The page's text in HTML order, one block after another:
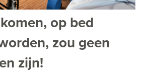
op bed
zou geen
zijn!